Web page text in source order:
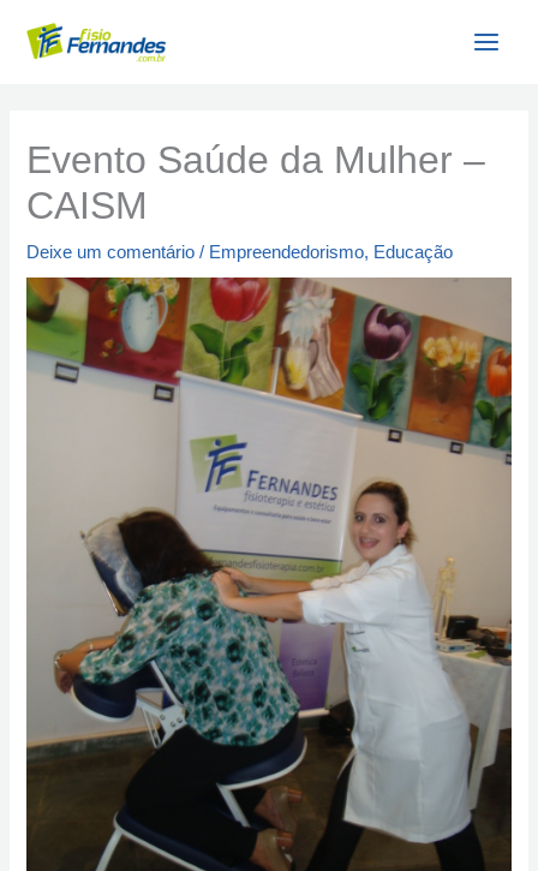
para
Evento Saúde da Mulher –
CAISM
Deixe um comentário / Empreendedorismo, Educação